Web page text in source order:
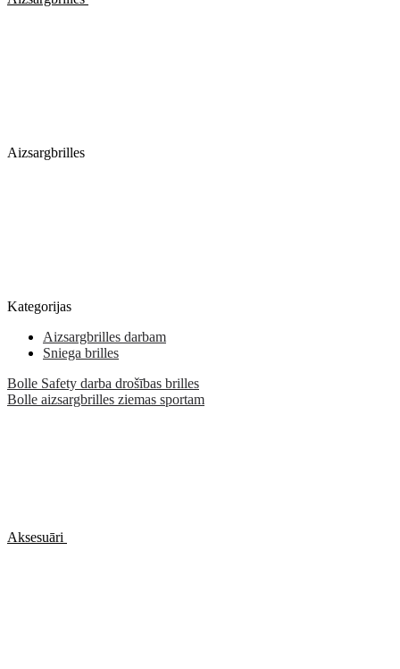
Aizsargbrilles
Kategorijas
Aizsargbrilles darbam
Sniega brilles
Bolle Safety darba drošības brilles
Bolle aizsargbrilles ziemas sportam
Aksesuāri